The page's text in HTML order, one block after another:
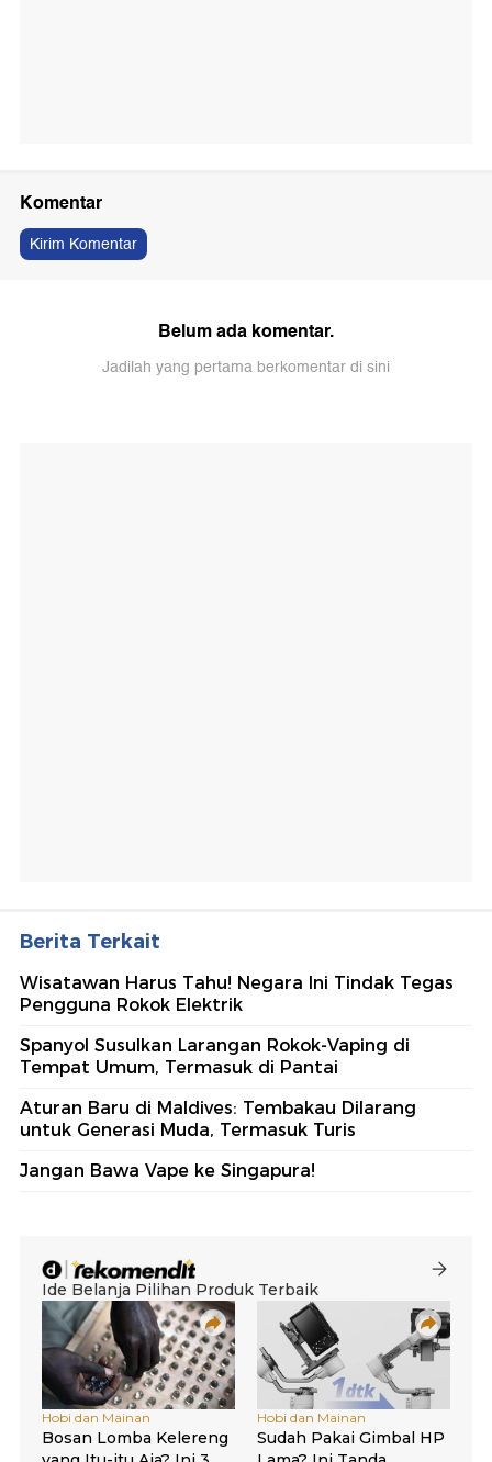
Komentar
Kirim Komentar
Belum ada komentar.
Jadilah yang pertama berkomentar di sini
Berita Terkait
Wisatawan Harus Tahu! Negara Ini Tindak Tegas
Pengguna Rokok Elektrik
Spanyol Susulkan Larangan Rokok-Vaping di
Tempat Umum, Termasuk di Pantai
Aturan Baru di Maldives: Tembakau Dilarang
untuk Generasi Muda, Termasuk Turis
Jangan Bawa Vape ke Singapura!